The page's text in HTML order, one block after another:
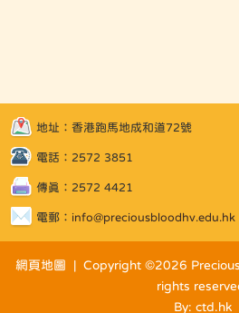
地址：香港跑馬地成和道72號
電話：2572 3851
傳真：2572 4421
電郵： info@preciousbloodhv.edu.hk
網頁地圖 | Copyright ©2026
rights
By: ctd.hk